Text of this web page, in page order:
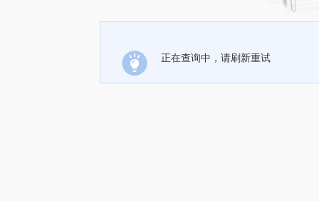
正在查询中，请刷新重试